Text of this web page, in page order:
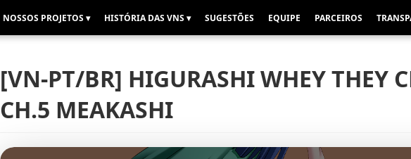
NOSSOS PROJETOS ▾ HISTÓRIA DAS VNS ▾ SUGESTÕES EQUIPE PARCEIROS
[VN-PT/BR] HIGURASHI WHEY THEY
CH.5 MEAKASHI